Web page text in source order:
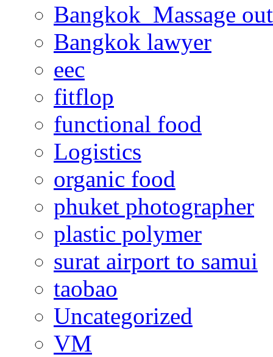
Bangkok Massage
Bangkok lawyer
eec
fitflop
functional food
Logistics
organic food
phuket photographer
plastic polymer
surat airport to samui
taobao
Uncategorized
VM